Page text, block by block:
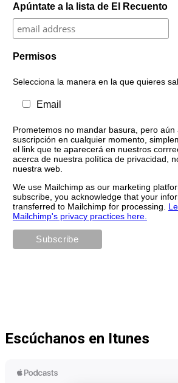
Apúntate a la lista de El Recuento
Permisos
Selecciona la manera en la que quieres
Email
Prometemos no mandar basura, pero
suscripción en cualquier momento,
el link que te aparecerá en nuestros
acerca de nuestra política de privacidad,
nuestra web.
We use Mailchimp as our marketing
subscribe, you acknowledge that your
transferred to Mailchimp for processing.
Mailchimp's privacy practices here.
Escúchanos en Itunes